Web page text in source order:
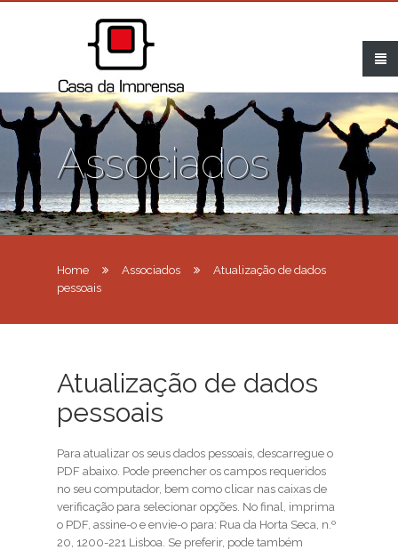
Associados
Home Associados
Atualização de dados
pessoais
Atualização de dados
pessoais
Para atualizar os seus dados pessoais, descarregue o
PDF abaixo. Pode preencher os campos requeridos
no seu computador, bem como clicar nas caixas de
verificação para selecionar opções. No final, imprima
o PDF, assine-o e envie-o para: Rua da Horta Seca, n.º
20, 1200-221 Lisboa. Se preferir, pode também